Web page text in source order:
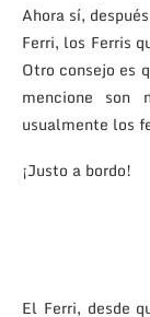
Ahora sí,
Ferri, los Ferris
Otro consejo es
mencione son
usualmente los
¡Justo a bordo!
El Ferri, desde